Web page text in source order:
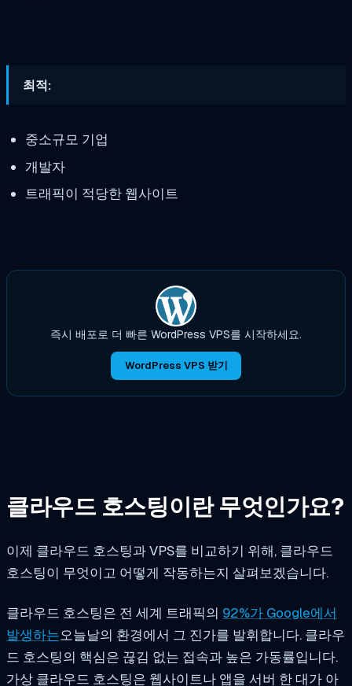
최적:
중소규모 기업
개발자
트래픽이 적당한 웹사이트
즉시 배포로 더 빠른 WordPress VPS를 시작하세요.
WordPress VPS 받기
클라우드 호스팅이란 무엇인가요?
이제 클라우드 호스팅과 VPS를 비교하기 위해, 클라우드
호스팅이 무엇이고 어떻게 작동하는지 살펴보겠습니다.
클라우드 호스팅은 전 세계 트래픽의 92%가 Google에서
발생하는오늘날의 환경에서 그 진가를 발휘합니다. 클라우
드 호스팅의 핵심은 끊김 없는 접속과 높은 가동률입니다.
가상 클라우드 호스팅은 웹사이트나 앱을 서버 한 대가 아